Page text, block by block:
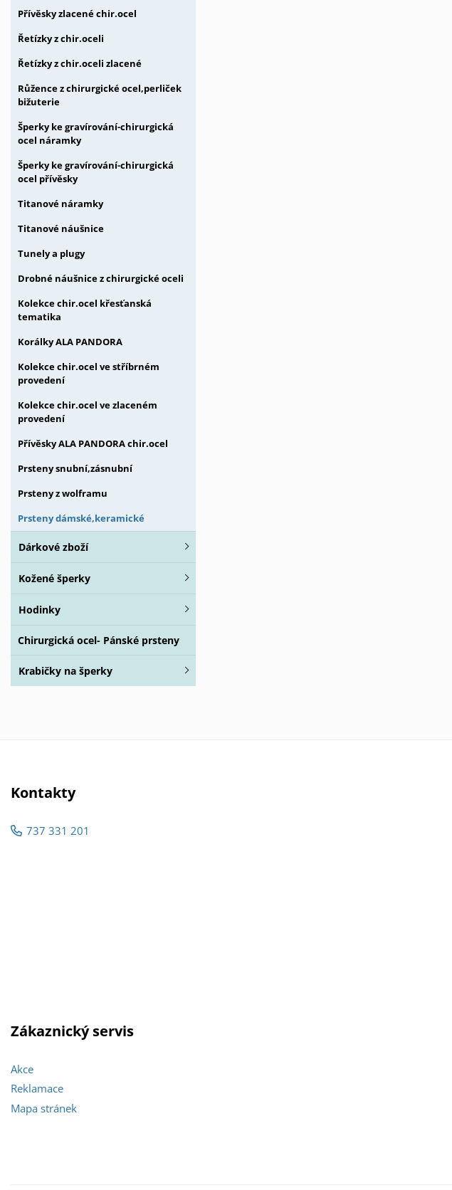
Přívěsky zlacené chir.ocel
Řetízky z chir.oceli
Řetízky z chir.oceli zlacené
Růžence z chirurgické ocel,perliček
bižuterie
Šperky ke gravírování-chirurgická
ocel náramky
Šperky ke gravírování-chirurgická
ocel přívěsky
Titanové náramky
Titanové náušnice
Tunely a plugy
Drobné náušnice z chirurgické oceli
Kolekce chir.ocel křesťanská
tematika
Korálky ALA PANDORA
Kolekce chir.ocel ve stříbrném
provedení
Kolekce chir.ocel ve zlaceném
provedení
Přívěsky ALA PANDORA chir.ocel
Prsteny snubní,zásnubní
Prsteny z wolframu
Prsteny dámské,keramické
Dárkové zboží
Kožené šperky
Hodinky
Chirurgická ocel- Pánské prsteny
Krabičky na šperky
Kontakty
737 331 201
Zákaznický servis
Akce
Reklamace
Mapa stránek